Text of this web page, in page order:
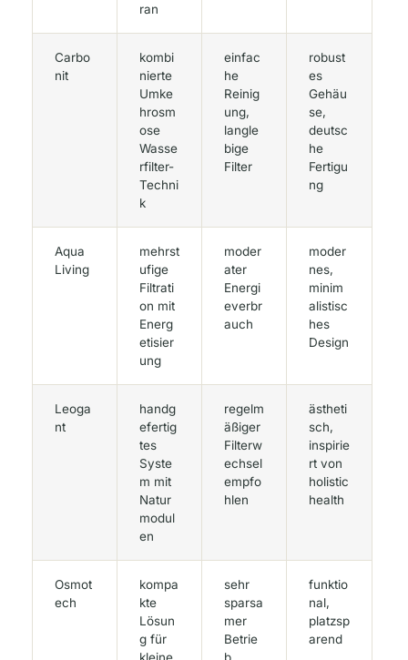
ran
Carbo
nit
kombi
nierte
Umke
hrosm
ose
Wasse
rfilter-
Techni
k
einfac
he
Reinig
ung,
langle
bige
Filter
robust
es
Gehäu
se,
deutsc
he
Fertigu
ng
Aqua
Living
mehrst
ufige
Filtrati
on mit
Energ
etisier
ung
moder
ater
Energi
everbr
auch
moder
nes,
minim
alistisc
hes
Design
Leoga
nt
handg
efertig
tes
Syste
m mit
Natur
modul
en
regelm
äßiger
Filterw
echsel
empfo
hlen
ästheti
sch,
inspirie
rt von
holistic
health
Osmot
ech
kompa
kte
Lösun
g für
sehr
sparsa
mer
Betrie
funktio
nal,
platzsp
arend